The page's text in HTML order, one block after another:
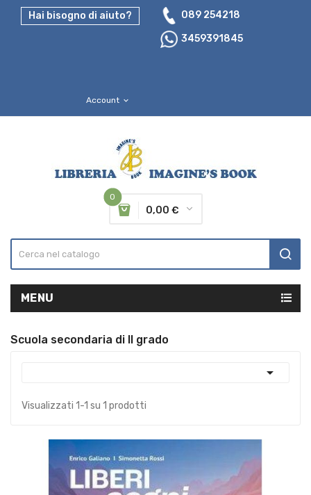
Hai bisogno di aiuto?
089 254218
3459391845
Account expand_more
0
0,00 €
MENU
Scuola secondaria di II grado

Visualizzati 1-1 su 1 prodotti